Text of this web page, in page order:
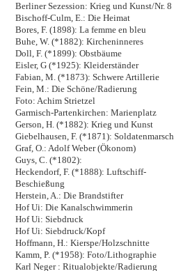
Berliner Sezession: Krieg und Kunst/Nr. 8
Bischoff-Culm, E.: Die Heimat
Bores, F. (1898): La femme en bleu
Buhe, W. (*1882): Kircheninneres
Doll, F. (*1899): Obstbäume
Eisler, G (*1925): Kleiderständer
Fabian, M. (*1873): Schwere Artillerie
Fein, M.: Die Schöne/Radierung
Foto: Achim Strietzel
Garmisch-Partenkirchen: Marienplatz
Gerson, H. (*1882): Krieg und Kunst
Giebelhausen, F. (*1871): Soldatenmarsch
Graf, O.: Adolf Weber (Ökonom)
Guys, C. (*1802):
Heckendorf, F. (*1888): Luftschiff-
Beschießung
Herstein, A.: Die Brandstifter
Hof Ui: Die Kanalschwimmerin
Hof Ui: Siebdruck
Hof Ui: Siebdruck/Kopf
Hoffmann, H.: Kierspe/Holzschnitte
Kamm, P. (*1958): Foto/Lithographie
Karl Neger : Ritualobjekte/Radierung